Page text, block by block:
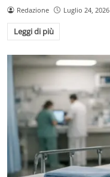
Redazione Luglio 24, 2026
Leggi di più